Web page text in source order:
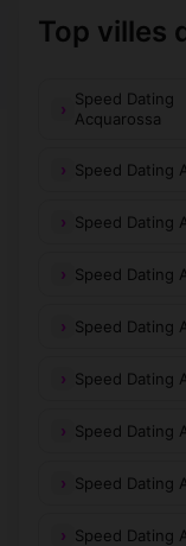
Top villes
Speed Dating
Acquarossa
Speed Dating
Speed Dating
Speed Dating
Speed Dating
Speed Dating
Speed Dating
Speed Dating
Speed Dating